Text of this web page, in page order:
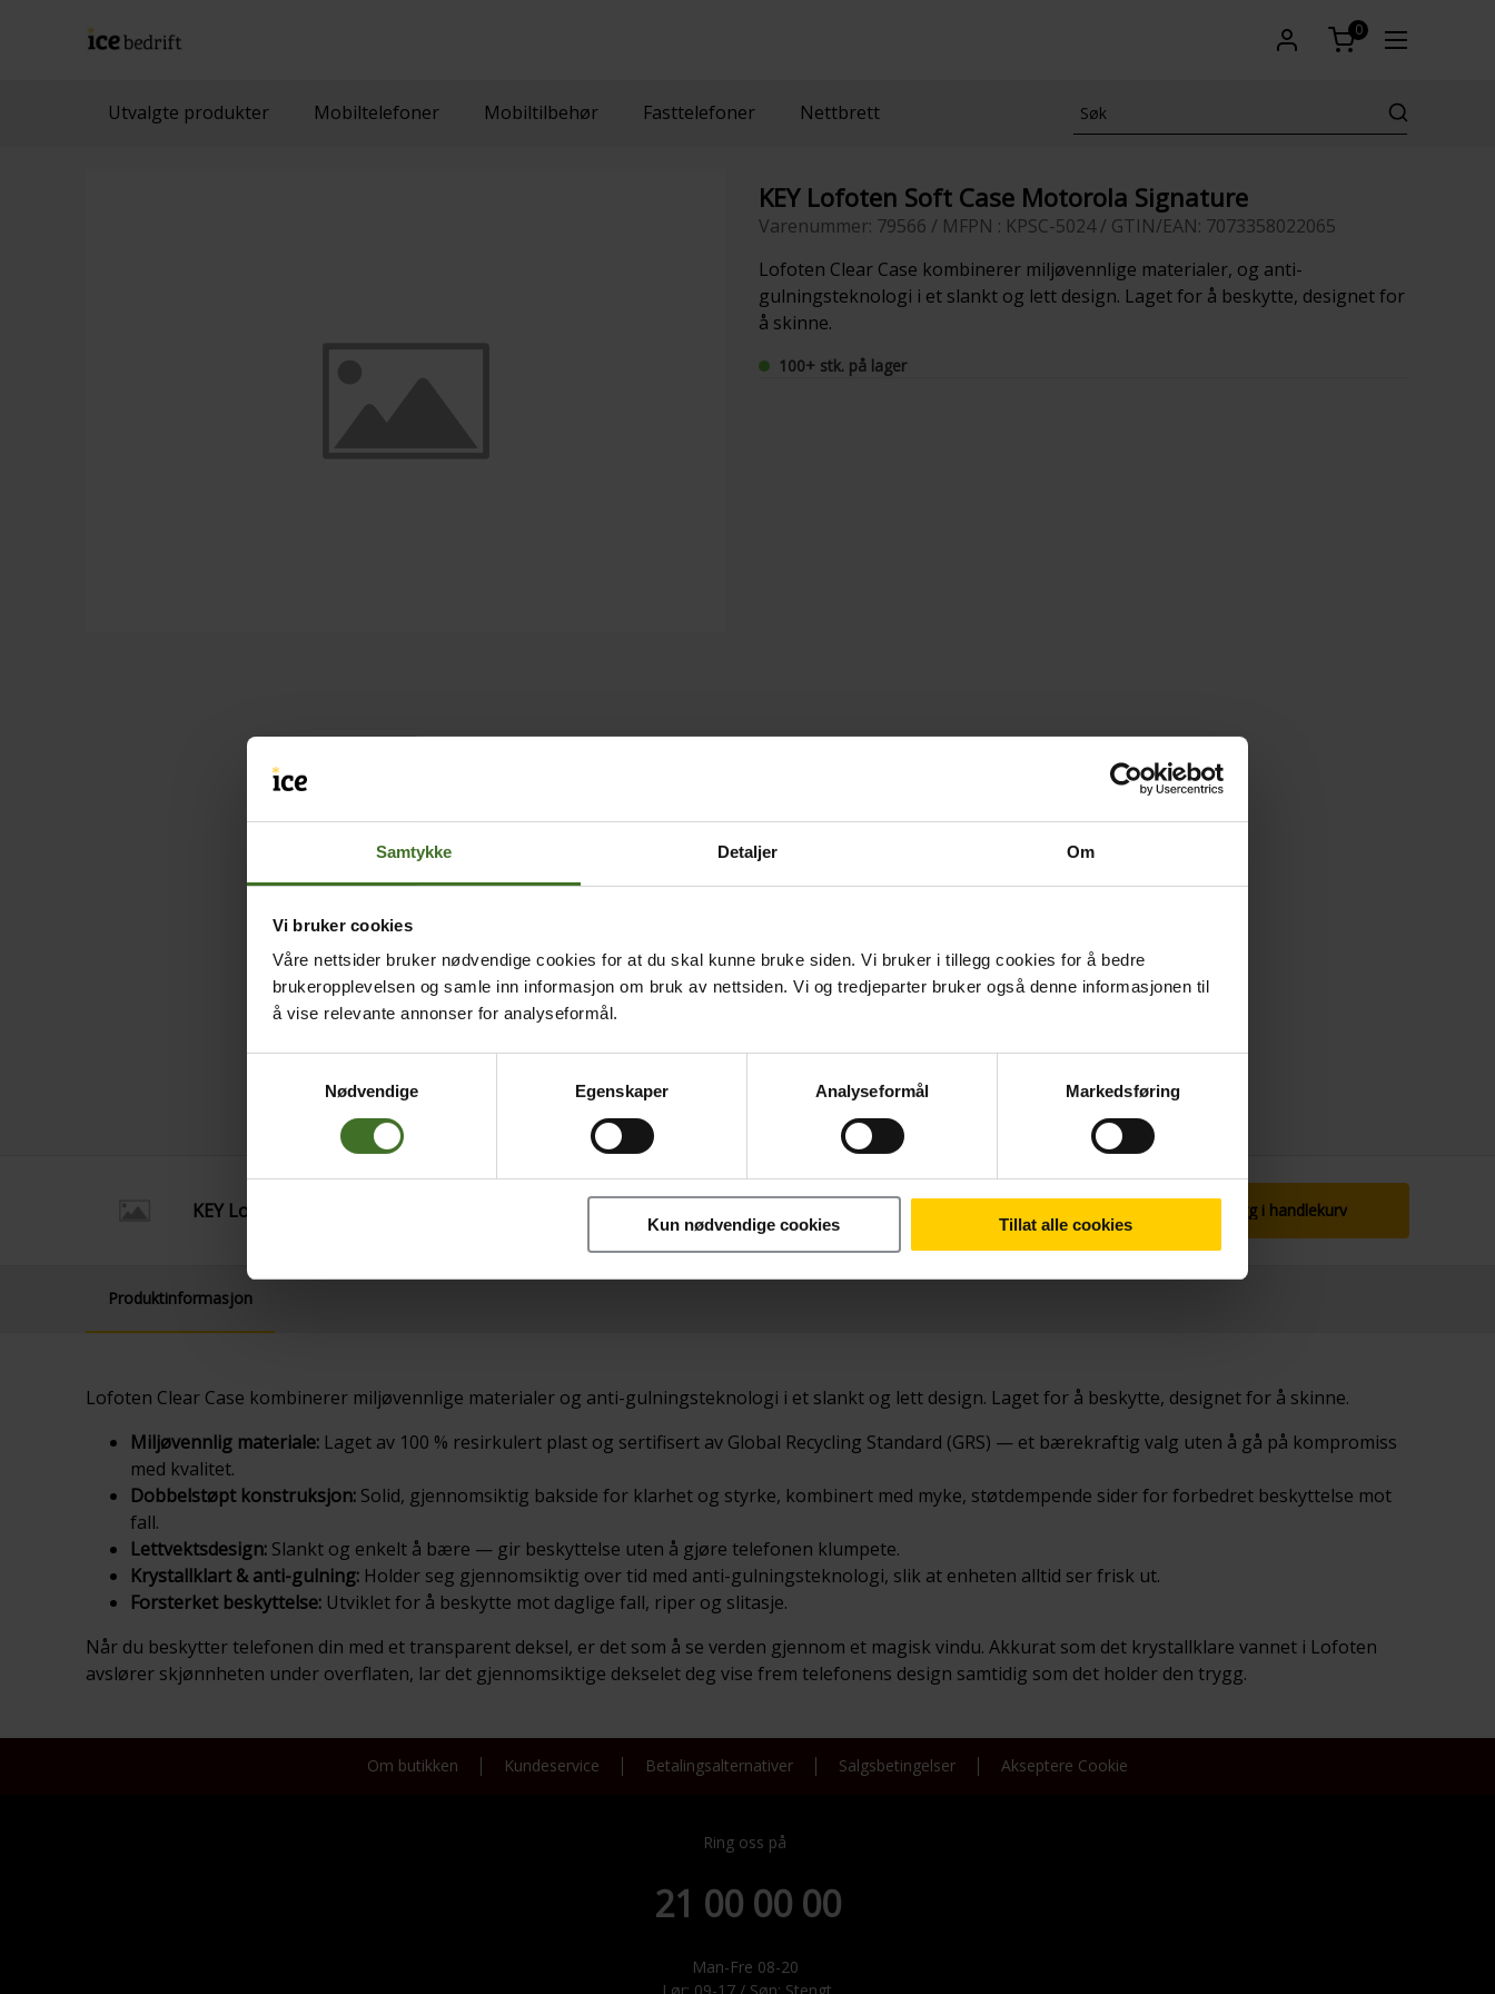
Samtykke Detaljer Om
Vi bruker cookies
Våre nettsider bruker nødvendige cookies for at du skal kunne bruke siden. Vi bruker i tillegg cookies for å bedre
brukeropplevelsen og samle inn informasjon om bruk av nettsiden. Vi og tredjeparter bruker også denne informasjonen til
å vise relevante annonser for analyseformål.
Nødvendige
Egenskaper Analyseformål Markedsføring
Kun nødvendige cookies Tillat alle cookies
0
Utvalgte produkter Mobiltelefoner Mobiltilbehør Fasttelefoner Nettbrett
KEY Lofoten Soft Case Motorola Signature
Varenummer: 79566 / MFPN : KPSC-5024 / GTIN/EAN: 7073358022065
Lofoten Clear Case kombinerer miljøvennlige materialer, og anti-
gulningsteknologi i et slankt og lett design. Laget for å beskytte, designet for
å skinne.
100+ stk. på lager
KEY Lofoten Soft Case Motorola Signature
Betal nå
169,- Legg i handlekurv
Produktinformasjon
Lofoten Clear Case kombinerer miljøvennlige materialer og anti-gulningsteknologi i et slankt og lett design. Laget for å beskytte, designet for å skinne.
Miljøvennlig materiale: Laget av 100 % resirkulert plast og sertifisert av Global Recycling Standard (GRS) — et bærekraftig valg uten å gå på kompromiss
med kvalitet.
Dobbelstøpt konstruksjon: Solid, gjennomsiktig bakside for klarhet og styrke, kombinert med myke, støtdempende sider for forbedret beskyttelse mot
fall.
Lettvektsdesign: Slankt og enkelt å bære — gir beskyttelse uten å gjøre telefonen klumpete.
Krystallklart & anti-gulning: Holder seg gjennomsiktig over tid med anti-gulningsteknologi, slik at enheten alltid ser frisk ut.
Forsterket beskyttelse: Utviklet for å beskytte mot daglige fall, riper og slitasje.
Når du beskytter telefonen din med et transparent deksel, er det som å se verden gjennom et magisk vindu. Akkurat som det krystallklare vannet i Lofoten
avslører skjønnheten under overflaten, lar det gjennomsiktige dekselet deg vise frem telefonens design samtidig som det holder den trygg.
Om butikken Kundeservice Betalingsalternativer Salgsbetingelser Akseptere Cookie
Ring oss på
21 00 00 00
Man-Fre 08-20
Lør: 09-17 / Søn: Stengt